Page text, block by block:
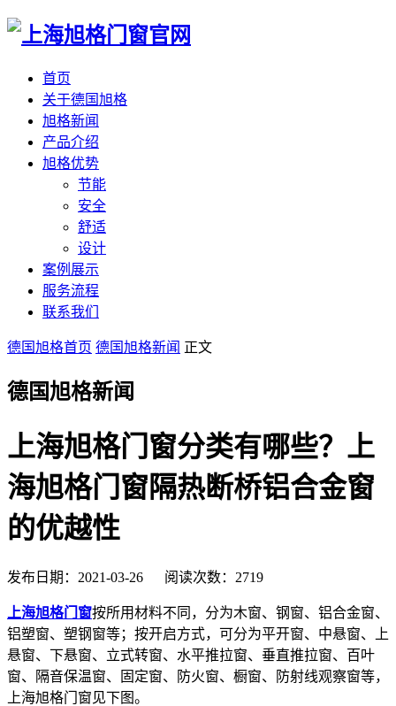
首页
关于德国旭格
旭格新闻
产品介绍
旭格优势
节能
安全
舒适
设计
案例展示
服务流程
联系我们
德国旭格首页 德国旭格新闻 正文
德国旭格新闻
上海旭格门窗分类有哪些？上
海旭格门窗隔热断桥铝合金窗
的优越性
发布日期：2021-03-26 阅读次数：2719
上海旭格门窗按所用材料不同，分为木窗、钢窗、铝合金窗、
铝塑窗、塑钢窗等；按开启方式，可分为平开窗、中悬窗、上
悬窗、下悬窗、立式转窗、水平推拉窗、垂直推拉窗、百叶
窗、隔音保温窗、固定窗、防火窗、橱窗、防射线观察窗等，
上海旭格门窗见下图。